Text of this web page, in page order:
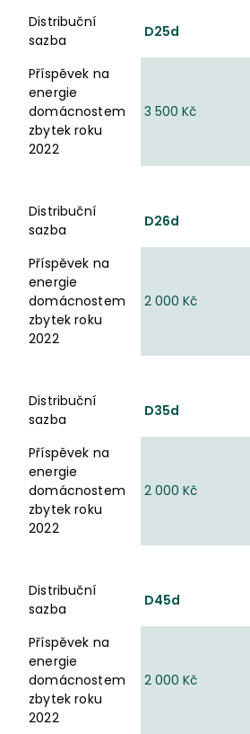
Distribuční
sazba
D25d
Příspěvek na
energie
domácnostem
zbytek roku
2022
3 500 Kč
Distribuční
sazba
D26d
Příspěvek na
energie
domácnostem
zbytek roku
2022
2 000 Kč
Distribuční
sazba
D35d
Příspěvek na
energie
domácnostem
zbytek roku
2022
2 000 Kč
Distribuční
sazba
D45d
Příspěvek na
energie
domácnostem
zbytek roku
2022
2 000 Kč